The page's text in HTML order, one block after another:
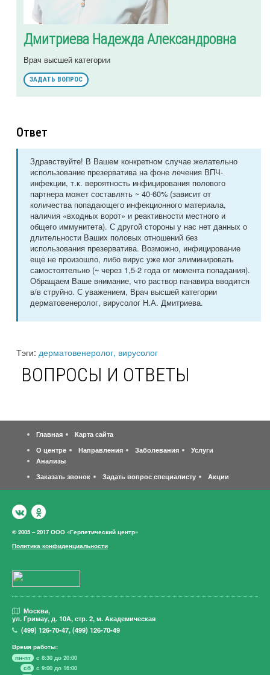
Дмитриева Надежда Александровна
Врач высшей категории
ЗАДАТЬ ВОПРОС
Ответ
Здравствуйте! В Вашем конкретном случае желательно
использование презерватива на фоне лечения ВПЧ-
инфекции, т.к. вероятность инфицирования полового
партнера может составлять ~ 40-60% (зависит от
количества попадающего инфекционного материала,
наличия «входных ворот» и реактивности местного и
общего иммунитета). С другой стороны у нас нет данных о
длительности Ваших половых отношений без
использования презерватива. Возможно, инфицирование
еще не произошло, либо вирус уже мог элиминировать
самостоятельно (~ через 1,5-2 года от момента попадания).
Обращаем Ваше внимание, что раствор панавира вводится
в/в струйно. С уважением, Врач высшей категории
дерматовенеролог, вирусолог Н.А. Дмитриева.
Тэги: дерматовенеролог, вирусолог
ВОПРОСЫ И ОТВЕТЫ
Главная
Карта сайта
О центре
Направления Заболевания
Услуги
Анализы
Заказать звонок
Задать вопрос специалисту Акции
© 2005 – 2017 ООО «Герпетический центр»
Политика конфиденциальности
Москва,
ул. Гримау, д. 10А, стр. 2, м. Академическая
(499)126-70-47,(499)126-70-49
Время работы:
пн-пт
с 8:30 до 20:00
сб
с 9:00 до 16:00